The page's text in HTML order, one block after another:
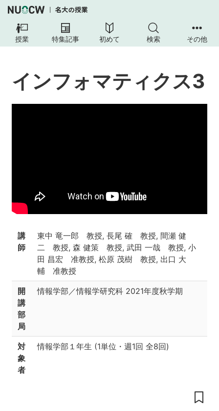
授業 特集記事 初めて 検索 その他
フ
内
インフォマティクス3
講
師
東中 竜一郎 教授, 長尾 確 教授, 間瀬 健
二 教授, 森 健策 教授, 武田 一哉 教授, 小
田 昌宏 准教授, 松原 茂樹 教授, 出口 大
輔 准教授
開
講
部
局
情報学部／情報学研究科 2021年度秋学期
対
象
者
情報学部１年生 (1単位 ・ 週1回 全8回)